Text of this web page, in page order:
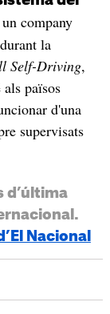
company
la
Self-Driving,
països
d'una
supervisats
d’última
Nacional